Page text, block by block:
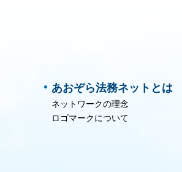
あおぞら法務ネットとは
ネットワークの理念
ロゴマークについて